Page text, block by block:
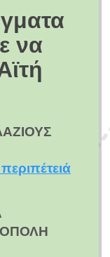
να